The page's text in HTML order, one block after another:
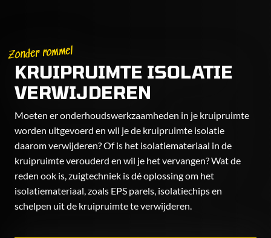
Zonder rommel
KRUIPRUIMTE ISOLATIE
VERWIJDEREN
Moeten er onderhoudswerkzaamheden in je kruipruimte
worden uitgevoerd en wil je de kruipruimte isolatie
daarom verwijderen? Of is het isolatiemateriaal in de
kruipruimte verouderd en wil je het vervangen? Wat de
reden ook is, zuigtechniek is dé oplossing om het
isolatiemateriaal, zoals EPS parels, isolatiechips en
schelpen uit de kruipruimte te verwijderen.